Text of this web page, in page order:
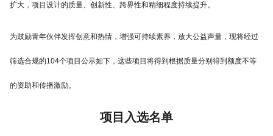
扩大，项目设计的质量、创新性、跨界性和精细程度持续提升。
为鼓励青年伙伴发挥创意和热情，增强可持续素养，放大公益声量，现将经过
筛选合规的104个项目公示如下，这些项目将得到根据质量分别得到额度不等
的资助和传播激励。
项目入选名单